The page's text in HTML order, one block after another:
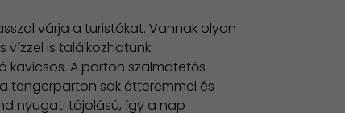
várja a turistákat. Vannak olyan
is találkozhatunk.
kavicsos. A parton szalmatetős
tengerparton sok étteremmel és
nyugati tájolású, így a nap